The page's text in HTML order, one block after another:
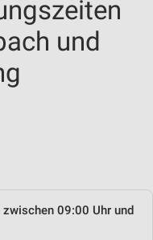
und
09:00 Uhr und